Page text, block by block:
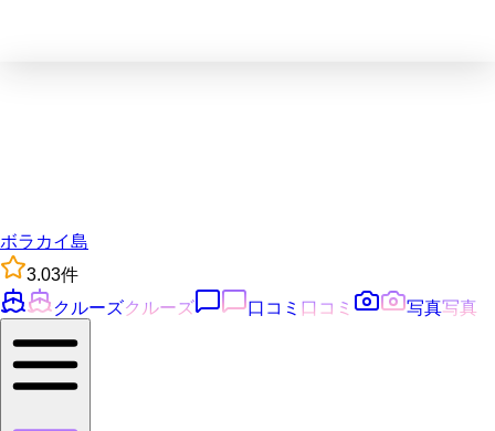
ボラカイ島
3.03件
クルーズクルーズ 口コミ 口コミ 写真写真